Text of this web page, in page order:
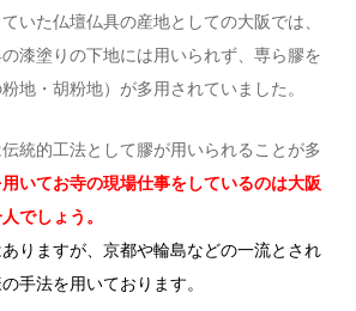
いた仏壇仏具の産地としての大阪では、
漆塗りの下地には用いられず、専ら膠を
地・胡粉地）が多用されていました。
統的工法として膠が用いられることが多
いてお寺の現場仕事をしているのは大阪
でしょう。
りますが、京都や輪島などの一流とされ
手法を用いております。